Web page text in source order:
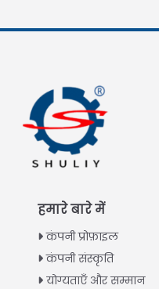
हमारे बारे में
कंपनी प्रोफ़ाइल
कंपनी संस्कृति
योग्यताएँ और सम्मान